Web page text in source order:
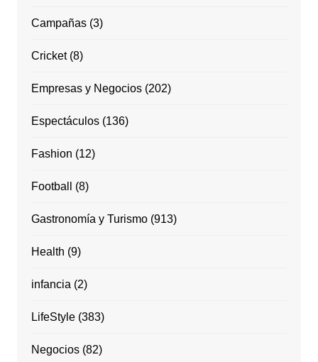
Campañas(3)
Cricket(8)
Empresas y Negocios(202)
Espectáculos(136)
Fashion (12)
Football (8)
Gastronomía y Turismo(913)
Health (9)
infancia(2)
LifeStyle(383)
Negocios(82)